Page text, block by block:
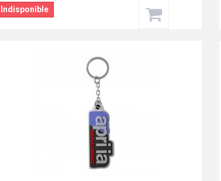
Indisponible